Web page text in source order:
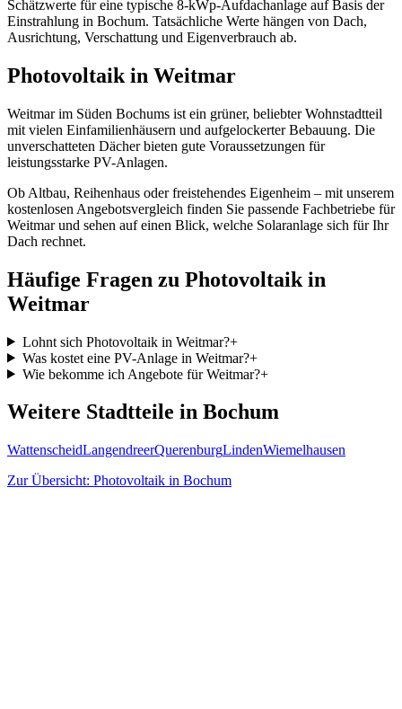
Schätzwerte für eine typische 8-kWp-Aufdachanlage auf Basis der
Einstrahlung in Bochum. Tatsächliche Werte hängen von Dach,
Ausrichtung, Verschattung und Eigenverbrauch ab.
Photovoltaik in Weitmar
Weitmar im Süden Bochums ist ein grüner, beliebter Wohnstadtteil
mit vielen Einfamilienhäusern und aufgelockerter Bebauung. Die
unverschatteten Dächer bieten gute Voraussetzungen für
leistungsstarke PV-Anlagen.
Ob Altbau, Reihenhaus oder freistehendes Eigenheim – mit unserem
kostenlosen Angebotsvergleich finden Sie passende Fachbetriebe für
Weitmarund sehen auf einen Blick, welche Solaranlage sich für Ihr
Dach rechnet.
Häufige Fragen zu Photovoltaik in
Weitmar
Lohnt sich Photovoltaik in Weitmar?+
Was kostet eine PV-Anlage in Weitmar?+
Wie bekomme ich Angebote für Weitmar?+
Weitere Stadtteile in Bochum
WattenscheidLangendreerQuerenburgLindenWiemelhausen
Zur Übersicht: Photovoltaik in Bochum